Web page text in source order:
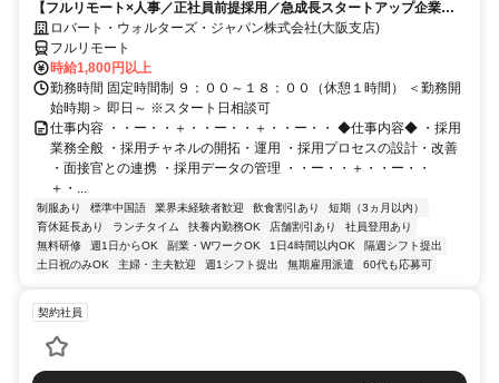
【フルリモート×人事／正社員前提採用／急成長スタートアップ企業／
英語】Robert Walters
ロバート・ウォルターズ・ジャパン株式会社(大阪支店)
フルリモート
時給1,800円以上
勤務時間 固定時間制 ９：００～１８：００（休憩１時間） ＜勤務開
始時期＞ 即日～ ※スタート日相談可
仕事内容 ・・ー・・＋・・ー・・＋・・ー・・ ◆仕事内容◆ ・採用
業務全般 ・採用チャネルの開拓・運用 ・採用プロセスの設計・改善
・面接官との連携 ・採用データの管理 ・・ー・・＋・・ー・・
＋・...
制服あり 標準中国語 業界未経験者歓迎 飲食割引あり
短期（3ヵ月以内）
育休延長あり
ランチタイム 扶養内勤務OK 店舗割引あり
社員登用あり
無料研修
週1日からOK 副業・WワークOK 1日4時間以内OK
隔週シフト提出
土日祝のみOK
主婦・主夫歓迎 週1シフト提出 無期雇用派遣 60代も応募可
契約社員